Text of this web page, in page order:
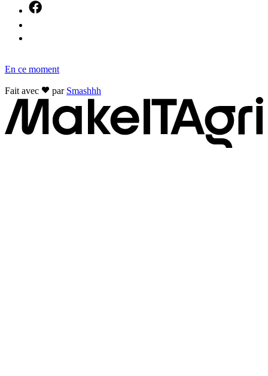
En ce moment
Fait avec par Smashhh